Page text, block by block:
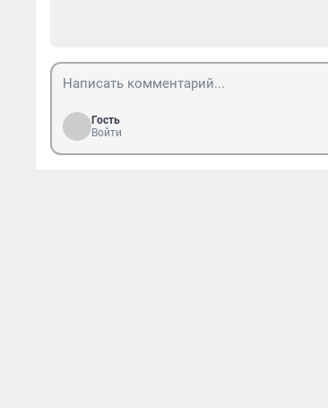
Гость
Войти